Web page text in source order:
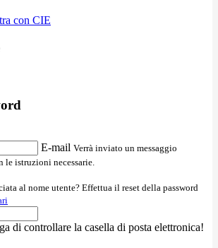
con CIE
E-mail Verrà inviato un messaggio
istruzioni necessarie.
al nome utente? Effettua il reset della password
di controllare la casella di posta elettronica!